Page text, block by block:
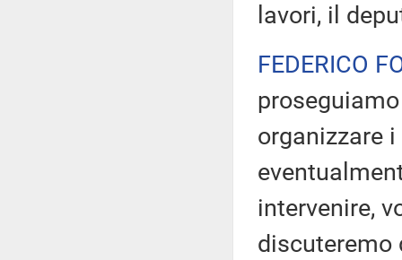
lavori, il
FEDERICO
organizzare
intervenire,
discuteremo